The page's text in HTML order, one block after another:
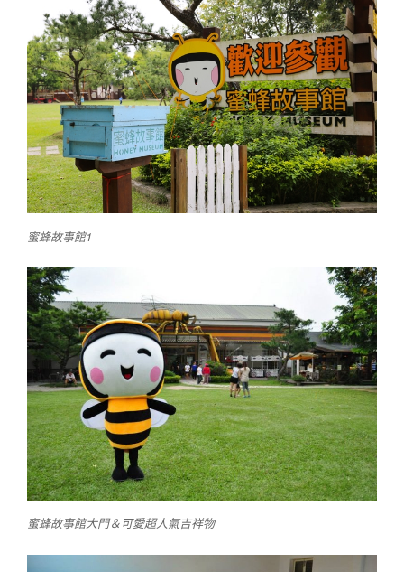
蜜蜂故事館1
蜜蜂故事館大門＆可愛超人氣吉祥物